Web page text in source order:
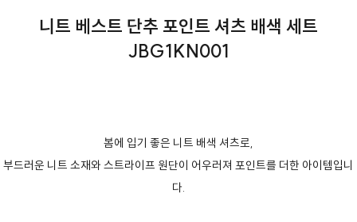
니트 베스트 단추 포인트 셔츠 배색 세트
JBG1KN001
봄에 입기 좋은 니트 배색 셔츠로,
부드러운 니트 소재와 스트라이프 원단이 어우러져 포인트를 더한 아이템입니
다.